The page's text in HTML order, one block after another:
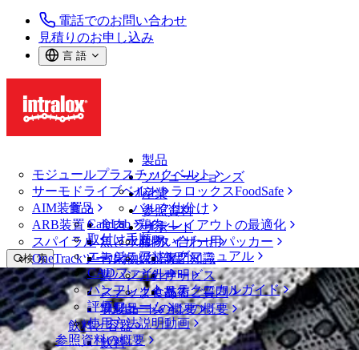
電話でのお問い合わせ
見積りのお申し込み
言 語
製品
モジュールプラスチックベルト
サーモドライブベルト
AIM装置
ARB装置
スパイラル
OneTrackツールおよび部品
ソリューションズ
イントラロックスFoodSafe
バルク仕分け
ラインレイアウトの最適化
パレタイザー用パッカー
専門知識
サービス
技術
ソリューションの概要
産業
食品
食肉、鶏肉
魚と水産物
青果物
製パン
スナック食品
乳製品
飲料と容器
飲料
参照資料
CalcLab
取付け手順
エンジニアリングマニュアル
CADファイル
パンフレット・テクニカルガイド
評価フォーム
使用方法説明動画
参照資料の概要
サポート
お問い合わせ
保証
方針声明
よくあるご質問
サポートの概要
検 索
メニューを開く
ベルトファインダー
ベルトファインダー
モジュールプラスチックベルト